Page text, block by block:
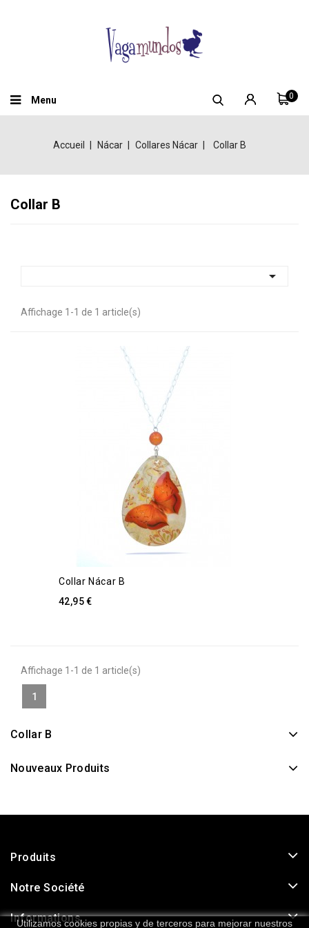
Utilizamos cookies propias y de terceros para mejorar nuestros
0
Menu
Accueil Nácar Collares Nácar Collar B
Collar B

Affichage 1-1 de 1 article(s)
Collar Nácar B
42,95 €
Affichage 1-1 de 1 article(s)
1
Collar B
Nouveaux Produits
Produits
Notre Société
Informations